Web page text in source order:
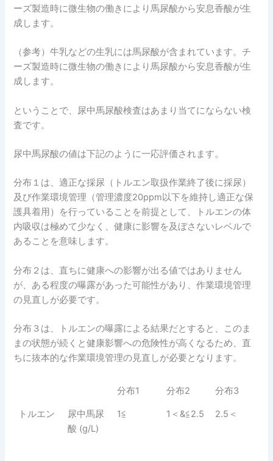
ーズ製造時に微生物の働きにより馬尿酸から安息香酸が生
成します。
（参考）牛乳などの生乳には馬尿酸が含まれています。チ
ーズ製造時に微生物の働きにより馬尿酸から安息香酸が生
成します。
ということで、尿中馬尿酸検査はあまり当てにならない検
査です。
尿中馬尿酸の値は下記のように一応評価されます。
分布１は、適正な採尿（トルエン取扱作業終了後に採尿）
及び作業環境管理（管理濃度20ppm以下を維持し適正な保
護具着用）を行っていることを前提として、トルエンの体
内吸収は極めて少なく、健康に影響を及ぼさないレベルで
あることを意味します。
分布２は、直ちに健康への影響が出る値ではありません
が、ある程度の曝露があった可能性があり、作業環境管理
の見直しが必要です。
分布３は、トルエンの曝露による結果だとすると、このま
まの状態が続くと健康影響への危険性が高くなるため、直
ちに抜本的な作業環境管理の見直しが必要となります。
分布1 分布2 分布3
トルエン
尿中馬尿
酸 (g/L)
1≦ 1＜&≦2.5 2.5＜